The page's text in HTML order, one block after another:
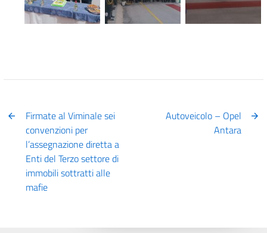
Firmate al Viminale sei
convenzioni per
l’assegnazione diretta a
Enti del Terzo settore di
immobili sottratti alle
mafie
Autoveicolo – Opel
Antara